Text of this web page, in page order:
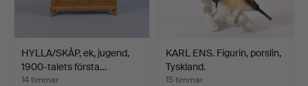
HYLLA/SKÅP, ek, jugend,
1900-talets första…
14 timmar
KARL ENS. Figurin, porslin,
Tyskland.
15 timmar